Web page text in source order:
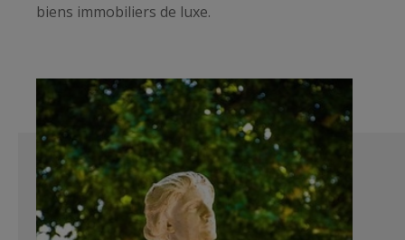
biens immobiliers de luxe.